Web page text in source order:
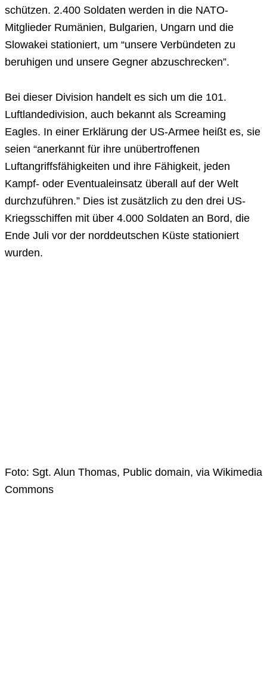
schützen. 2.400 Soldaten werden in die NATO-
Mitglieder Rumänien, Bulgarien, Ungarn und die
Slowakei stationiert, um “unsere Verbündeten zu
beruhigen und unsere Gegner abzuschrecken”.
Bei dieser Division handelt es sich um die 101.
Luftlandedivision, auch bekannt als Screaming
Eagles. In einer Erklärung der US-Armee heißt es, sie
seien “anerkannt für ihre unübertroffenen
Luftangriffsfähigkeiten und ihre Fähigkeit, jeden
Kampf- oder Eventualeinsatz überall auf der Welt
durchzuführen.” Dies ist zusätzlich zu den drei US-
Kriegsschiffen mit über 4.000 Soldaten an Bord, die
Ende Juli vor der norddeutschen Küste stationiert
wurden.
Foto: Sgt. Alun Thomas, Public domain, via Wikimedia
Commons